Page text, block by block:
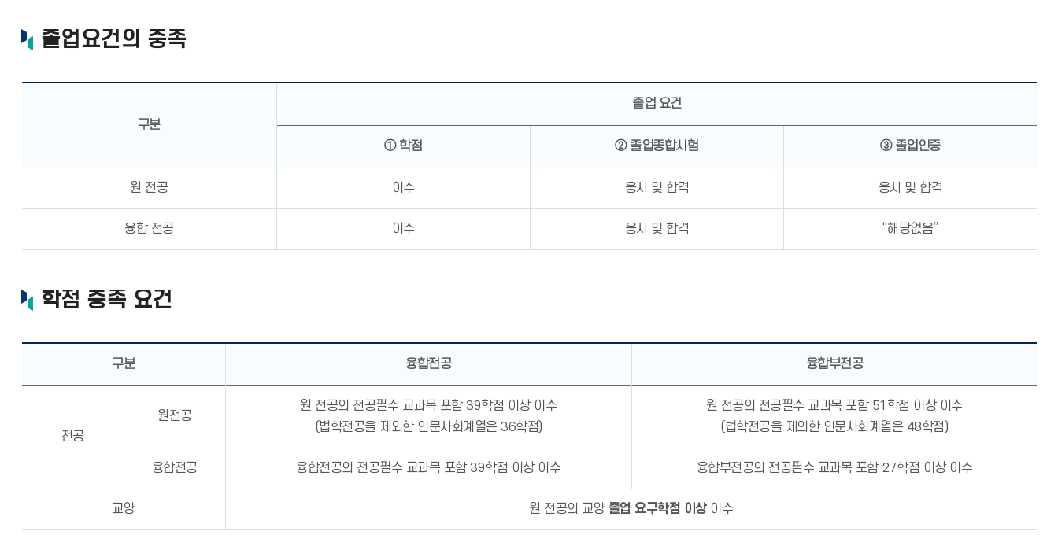
졸업요건의 충족
구분
졸업 요건
① 학점 ② 졸업종합시험 ③ 졸업인증
원 전공 이수 응시 및 합격 응시 및 합격
융합 전공 이수 응시 및 합격 “해당없음”
학점 충족 요건
구분 융합전공 융합부전공
전공
원전공
원 전공의 전공필수 교과목 포함 39학점 이상 이수
(법학전공을 제외한 인문사회계열은 36학점)
원 전공의 전공필수 교과목 포함 51학점 이상 이수
(법학전공을 제외한 인문사회계열은 48학점)
융합전공 융합전공의 전공필수 교과목 포함 39학점 이상 이수 융합부전공의 전공필수 교과목 포함 27학점 이상 이수
교양 원 전공의 교양 졸업 요구학점 이상이수